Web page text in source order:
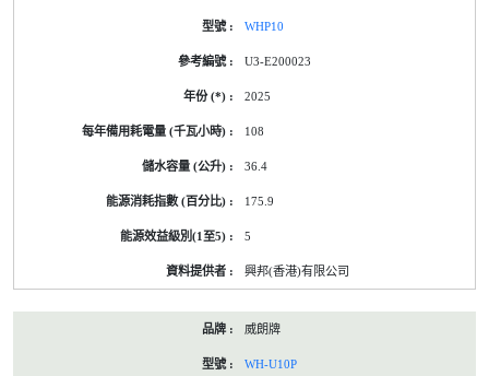
WHP10
U3-E200023
2025
108
36.4
175.9
5
興邦(香港)有限公司
威朗牌
WH-U10P